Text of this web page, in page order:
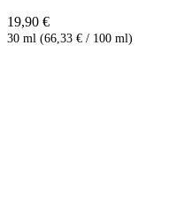
19,90 €
30 ml (66,33 € / 100 ml)